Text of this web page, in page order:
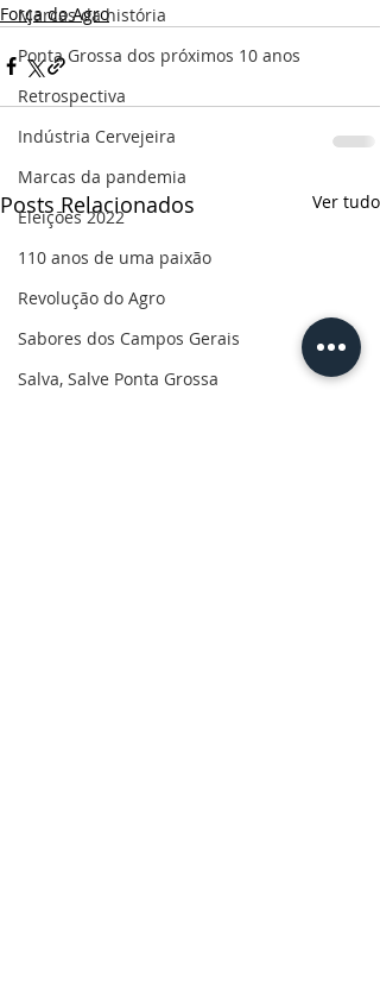
Marcas da história
Ponta Grossa dos próximos 10 anos
Retrospectiva
Indústria Cervejeira
Marcas da pandemia
Eleições 2022
110 anos de uma paixão
Revolução do Agro
Sabores dos Campos Gerais
Salva, Salve Ponta Grossa
Força do Agro
Posts Relacionados Ver tudo